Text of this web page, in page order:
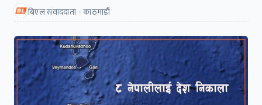
बिएल संवाददाता - काठमाडौं